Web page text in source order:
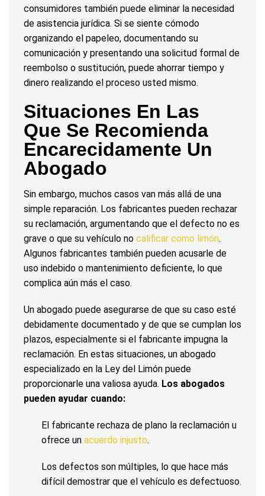
consumidores también puede eliminar la necesidad
de asistencia jurídica. Si se siente cómodo
organizando el papeleo, documentando su
comunicación y presentando una solicitud formal de
reembolso o sustitución, puede ahorrar tiempo y
dinero realizando el proceso usted mismo.
Situaciones En Las
Que Se Recomienda
Encarecidamente Un
Abogado
Sin embargo, muchos casos van más allá de una
simple reparación. Los fabricantes pueden rechazar
su reclamación, argumentando que el defecto no es
grave o que su vehículo no calificar como limón.
Algunos fabricantes también pueden acusarle de
uso indebido o mantenimiento deficiente, lo que
complica aún más el caso.
Un abogado puede asegurarse de que su caso esté
debidamente documentado y de que se cumplan los
plazos, especialmente si el fabricante impugna la
reclamación. En estas situaciones, un abogado
especializado en la Ley del Limón puede
proporcionarle una valiosa ayuda. Los abogados
pueden ayudar cuando:
El fabricante rechaza de plano la reclamación u
ofrece un acuerdo injusto.
Los defectos son múltiples, lo que hace más
difícil demostrar que el vehículo es defectuoso.